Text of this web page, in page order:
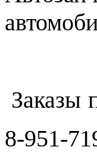
Заказы
8-951-